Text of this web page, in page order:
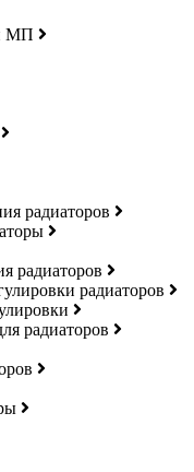
МП
радиаторов
радиаторов
радиаторов
радиаторов